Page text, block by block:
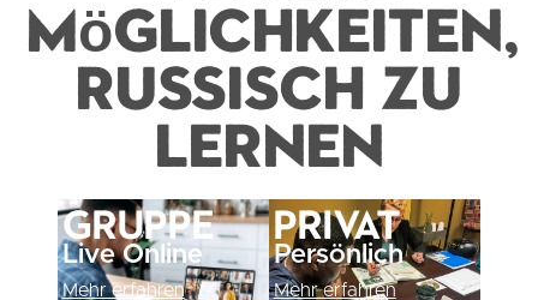
Möglichkeiten,
Russisch zu
lernen
Gruppe
Live Online
Mehr erfahren
Privat
Persönlich
Mehr erfahren